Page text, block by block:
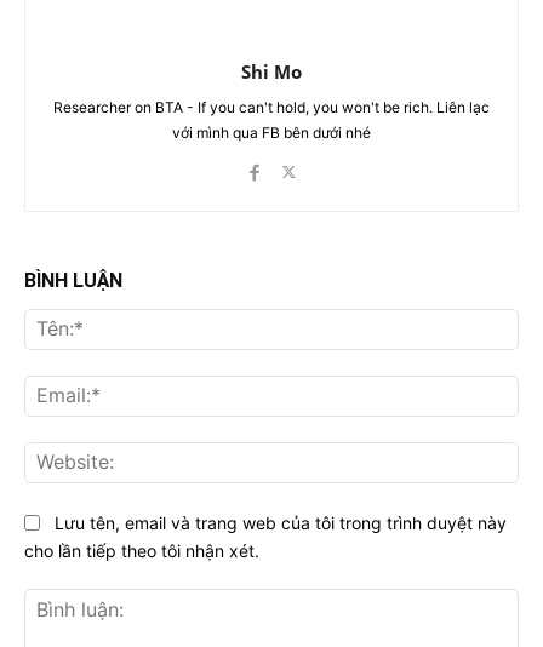
Shi Mo
Researcher on BTA - If you can't hold, you won't be rich. Liên lạc
với mình qua FB bên dưới nhé
BÌNH LUẬN
Lưu tên, email và trang web của tôi trong trình duyệt này
cho lần tiếp theo tôi nhận xét.